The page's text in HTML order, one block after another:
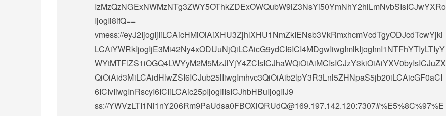
IzMzQzNGExNWMzNTg3ZWY5OThkZDExOWQubW9iZ3NsYi50YmNhY2hlLmNvbSIsICJwYXRo
IjogIi8ifQ==
vmess://eyJ2IjogIjIiLCAicHMiOiAiXHU3ZjhlXHU1NmZkIENsb3VkRmxhcmVcdTgyODJcdTcwYjki
LCAiYWRkIjogIjE3Mi42Ny4xODUuNjQiLCAicG9ydCI6ICI4MDgwIiwgImlkIjogImI1NTFhYTIyLTIyY
WYtMTFlZS1iOGQ4LWYyM2M5MzJlYjY4ZCIsICJhaWQiOiAiMCIsICJzY3kiOiAiYXV0byIsICJuZX
QiOiAid3MiLCAidHlwZSI6ICJub25lIiwgImhvc3QiOiAib2lpY3R3Lnl5ZHNpaS5jb20iLCAicGF0aCI
6ICIvIiwgInRscyI6ICIiLCAic25pIjogIiIsICJhbHBuIjogIiJ9
ss://YWVzLTI1Ni1nY206Rm9PaUdsa0FBOXlQRUdQ@169.197.142.120:7307#%E5%8C%97%E